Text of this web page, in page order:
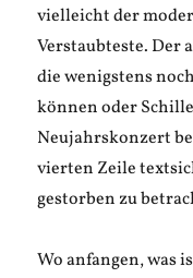
vielleicht der
Verstaubteste. Der
die wenigstens
können oder
Neujahrskonzert
vierten Zeile
gestorben zu
Wo anfangen, was